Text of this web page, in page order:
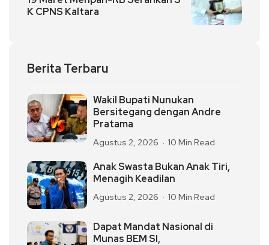
K CPNS Kaltara
Berita Terbaru
Wakil Bupati Nunukan
Bersitegang dengan Andre
Pratama
Agustus 2, 2026 10 Min Read
Anak Swasta Bukan Anak Tiri,
Menagih Keadilan
Agustus 2, 2026 10 Min Read
Dapat Mandat Nasional di
Munas BEM SI,